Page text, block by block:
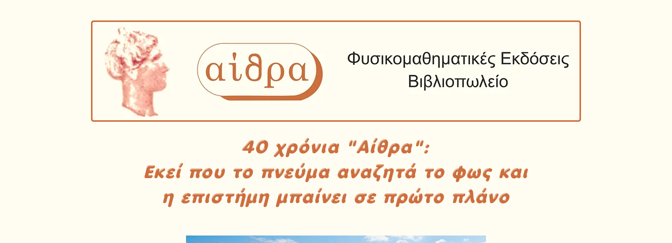
40 χρόνια "Αίθρα":
Εκεί που το πνεύμα αναζητά το φως και
η επιστήμη μπαίνει σε πρώτο πλάνο